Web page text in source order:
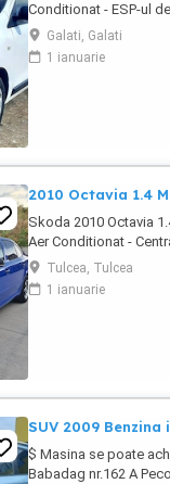
Conditionat - ESP-ul
Start&Stop -
Mode - Geamuri
Radio MP3 original -
Galati, Galati
1 ianuarie
2010 Octavia 1.4
Skoda 2010 Octavia
Aer Conditionat -
electrice - Oglinzile
bord - Jante din aliaj
RAR - Proiectoare de
Tulcea, Tulcea
1 ianuarie
SUV 2009
$ Masina se poate
Babadag nr.162 A